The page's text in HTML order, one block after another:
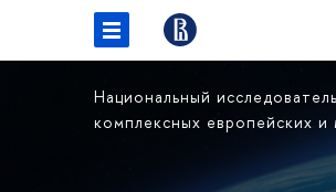
Национальный
комплексных европейских